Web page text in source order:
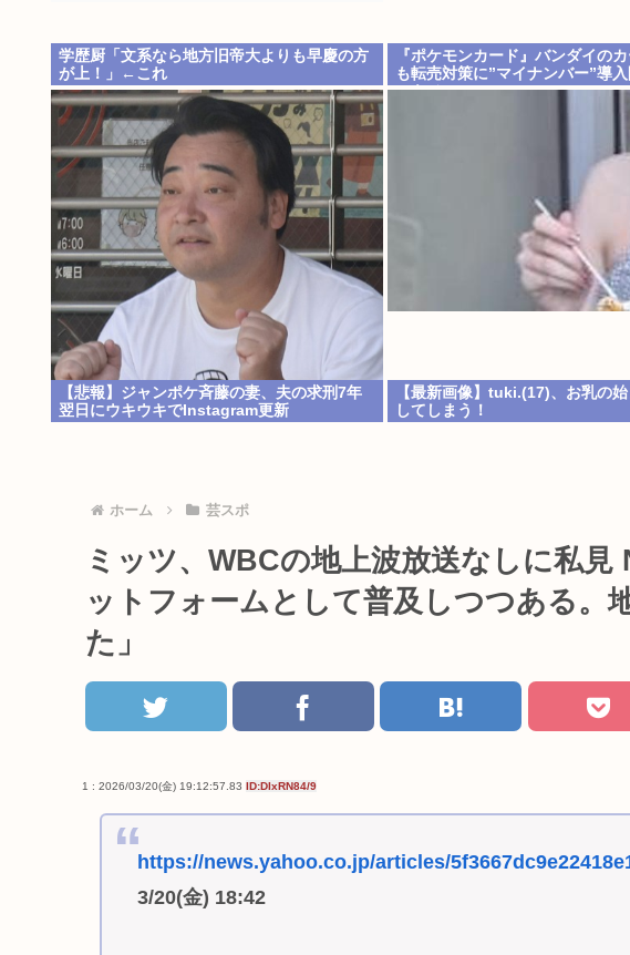
学歴厨「文系なら地方旧帝大よりも早慶の方
が上！」←これ
『ポケモンカード』バンダイの
も転売対策に”マイナンバー”導
テキメン」
【悲報】ジャンポケ斉藤の妻、夫の求刑7年
翌日にウキウキでInstagram更新
【最新画像】tuki.(17)、お乳の
してしまう！
ホーム 芸スポ
ミッツ、WBCの地上波放送なしに私
ットフォームとして普及しつつある。
た」
1 : 2026/03/20(金) 19:12:57.83 ID:DIxRN84/9
https://news.yahoo.co.jp/articles/
3/20(金) 18:42